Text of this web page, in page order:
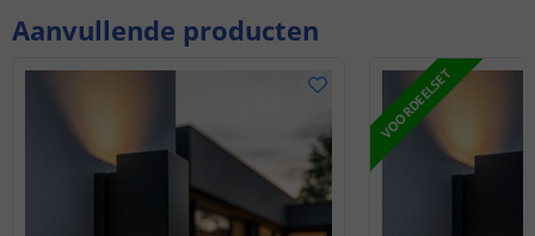
Aanvullende producten
VOORDEELSET